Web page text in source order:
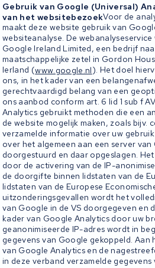
Gebruik van Google (Universal)
van het websitebezoekVoor de
maakt deze website gebruik van
websiteanalyse. De
Google Ireland Limited, een bedrijf
maatschappelijke zetel in Gordon
Ierland (www.google.nl). Het doel
ons, in het kader van een
gerechtvaardigd belang van een
ons aanbod conform art. 6 lid 1 sub f
Analytics gebruikt methoden die een
de website mogelijk maken, zoals bijv.
verzamelde informatie over uw
over het algemeen aan een server van
doorgestuurd en daar opgeslagen.
door de activering van de IP-
de doorgifte binnen lidstaten van de
lidstaten van de Europese
uitzonderingsgevallen wordt het
van Google in de VS doorgegeven en
kader van Google Analytics door uw
geanonimiseerde IP-adres wordt in
gegevens van Google gekoppeld. Aan
van Google Analytics en de
in deze verband verzamelde